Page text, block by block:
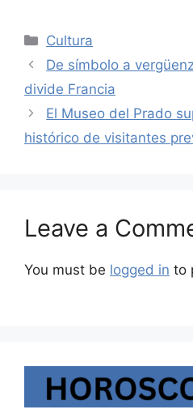
Categories
Cultura
De símbolo a
divide Francia
El Museo del Prado
histórico de visitantes
Leave a
You must be logged in to